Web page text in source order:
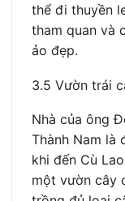
thể đi thuyền
tham quan và
ảo đẹp.
3.5 Vườn trái
Nhà của ông
Thành Nam là
khi đến Cù
một vườn cây